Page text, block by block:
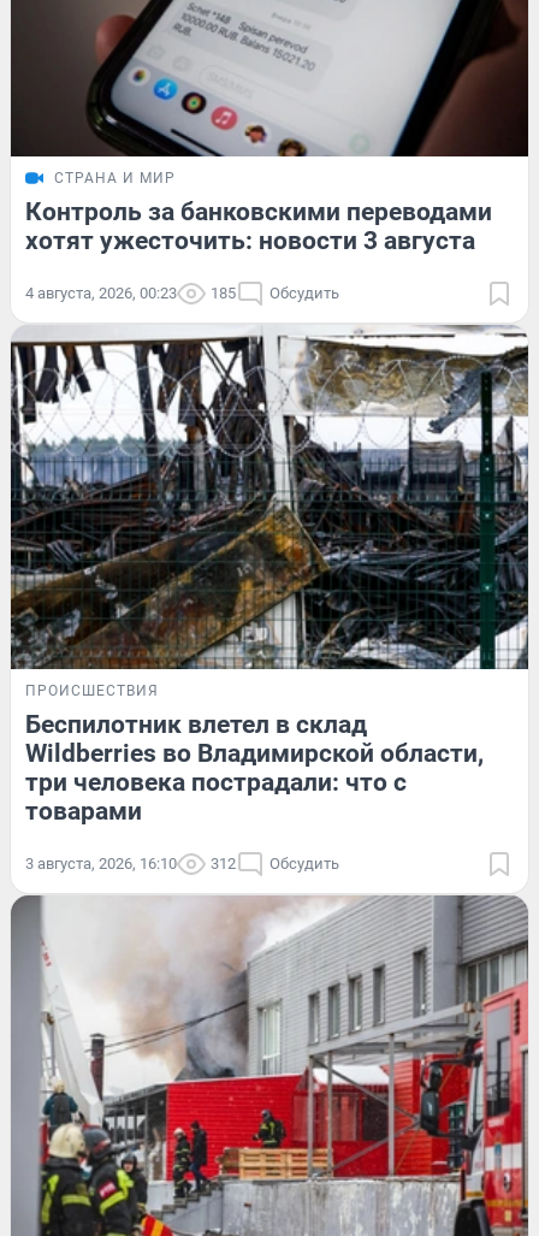
СТРАНА И МИР
Контроль за банковскими переводами
хотят ужесточить: новости 3 августа
4 августа, 2026, 00:23 185 Обсудить
ПРОИСШЕСТВИЯ
Беспилотник влетел в склад
Wildberries во Владимирской области,
три человека пострадали: что с
товарами
3 августа, 2026, 16:10 312 Обсудить